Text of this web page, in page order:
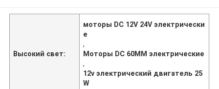
Высокий свет:
моторы DC 12V 24V электрически
е
,
Моторы DC 60MM электрические
,
12v электрический двигатель 25
W